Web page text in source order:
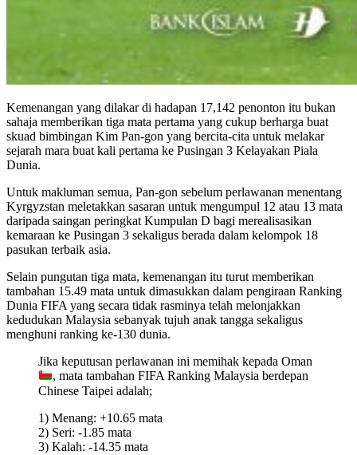
Kemenangan yang dilakar di hadapan 17,142 penonton itu bukan
sahaja memberikan tiga mata pertama yang cukup berharga buat
skuad bimbingan Kim Pan-gon yang bercita-cita untuk melakar
sejarah mara buat kali pertama ke Pusingan 3 Kelayakan Piala
Dunia.
Untuk makluman semua, Pan-gon sebelum perlawanan menentang
Kyrgyzstan meletakkan sasaran untuk mengumpul 12 atau 13 mata
daripada saingan peringkat Kumpulan D bagi merealisasikan
kemaraan ke Pusingan 3 sekaligus berada dalam kelompok 18
pasukan terbaik asia.
Selain pungutan tiga mata, kemenangan itu turut memberikan
tambahan 15.49 mata untuk dimasukkan dalam pengiraan Ranking
Dunia FIFA yang secara tidak rasminya telah melonjakkan
kedudukan Malaysia sebanyak tujuh anak tangga sekaligus
menghuni ranking ke-130 dunia.
Jika keputusan perlawanan ini memihak kepada Oman
, mata tambahan FIFA Ranking Malaysia berdepan
Chinese Taipei adalah;
1) Menang: +10.65 mata
2) Seri: -1.85 mata
3) Kalah: -14.35 mata